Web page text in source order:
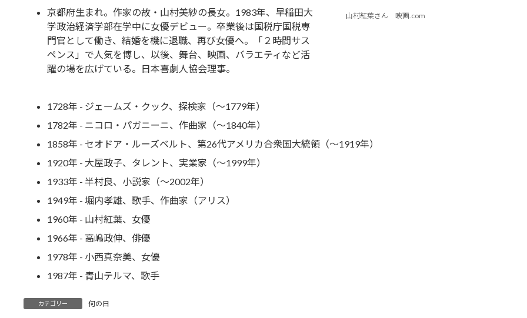
京都府生まれ。作家の故・山村美紗の長女。1983年、早稲田大
学政治経済学部在学中に女優デビュー。卒業後は国税庁国税専
門官として働き、結婚を機に退職、再び女優へ。「２時間サス
ペンス」で人気を博し、以後、舞台、映画、バラエティなど活
躍の場を広げている。日本喜劇人協会理事。
山村紅葉さん 映画.com
1728年 - ジェームズ・クック、探検家（～1779年）
1782年 - ニコロ・パガニーニ、作曲家（～1840年）
1858年 - セオドア・ルーズベルト、第26代アメリカ合衆国大統領（～1919年）
1920年 - 大屋政子、タレント、実業家（～1999年）
1933年 - 半村良、小説家（～2002年）
1949年 - 堀内孝雄、歌手、作曲家（アリス）
1960年 - 山村紅葉、女優
1966年 - 高嶋政伸、俳優
1978年 - 小西真奈美、女優
1987年 - 青山テルマ、歌手
カテゴリー 何の日